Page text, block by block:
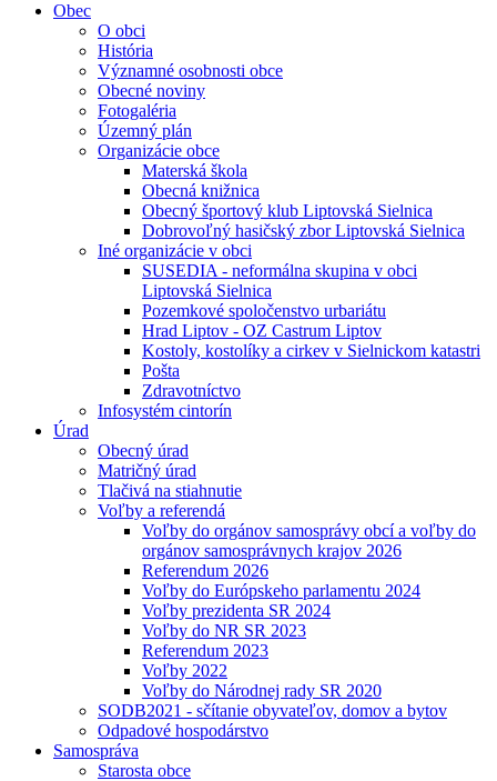
Obec
O obci
História
Významné osobnosti obce
Obecné noviny
Fotogaléria
Územný plán
Organizácie obce
Materská škola
Obecná knižnica
Obecný športový klub Liptovská Sielnica
Dobrovoľný hasičský zbor Liptovská Sielnica
Iné organizácie v obci
SUSEDIA - neformálna skupina v obci
Liptovská Sielnica
Pozemkové spoločenstvo urbariátu
Hrad Liptov - OZ Castrum Liptov
Kostoly, kostolíky a cirkev v Sielnickom katastri
Pošta
Zdravotníctvo
Infosystém cintorín
Úrad
Obecný úrad
Matričný úrad
Tlačivá na stiahnutie
Voľby a referendá
Voľby do orgánov samosprávy obcí a voľby do
orgánov samosprávnych krajov 2026
Referendum 2026
Voľby do Európskeho parlamentu 2024
Voľby prezidenta SR 2024
Voľby do NR SR 2023
Referendum 2023
Voľby 2022
Voľby do Národnej rady SR 2020
SODB2021 - sčítanie obyvateľov, domov a bytov
Odpadové hospodárstvo
Samospráva
Starosta obce